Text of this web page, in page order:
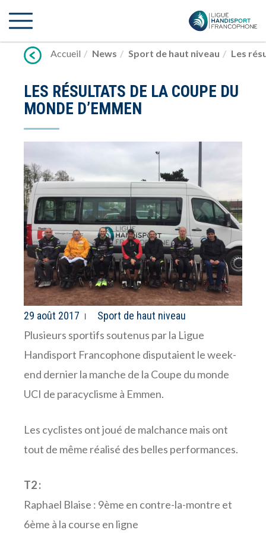
vers
Accueil
News Sport de haut niveau Les
LES RÉSULTATS DE LA COUPE DU
MONDE D’EMMEN
29 août 2017 Sport de haut niveau
Plusieurs sportifs soutenus par la Ligue
Handisport Francophone disputaient le week-
end dernier la manche de la Coupe du monde
UCI de paracyclisme à Emmen.
Les cyclistes ont joué de malchance mais ont
tout de même réalisé des belles performances.
T2 :
Raphael Blaise : 9ème en contre-la-montre et
6ème à la course en ligne